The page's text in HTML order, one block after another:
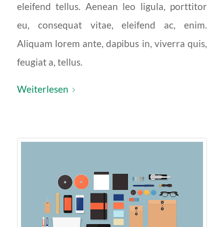
eleifend tellus. Aenean leo ligula, porttitor
eu, consequat vitae, eleifend ac, enim.
Aliquam lorem ante, dapibus in, viverra quis,
feugiat a, tellus.
Weiterlesen